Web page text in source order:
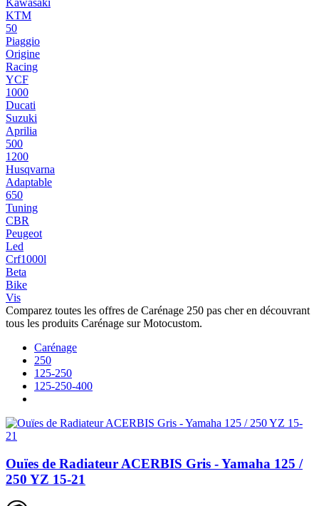
KTM
50
Piaggio
Origine
Racing
YCF
1000
Ducati
Suzuki
Aprilia
500
1200
Husqvarna
Adaptable
650
Tuning
CBR
Peugeot
Led
Crf1000l
Beta
Bike
Vis
Comparez toutes les offres de Carénage 250 pas cher en découvrant
tous les produits Carénage sur Motocustom.
Carénage
250
125-250
125-250-400
Ouïes de Radiateur ACERBIS Gris - Yamaha 125 /
250 YZ 15-21